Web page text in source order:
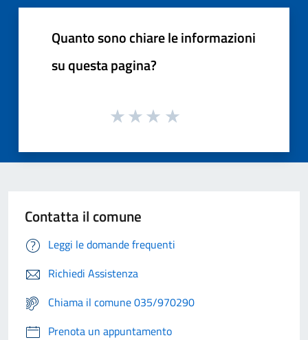
Quanto sono chiare le informazioni
su questa pagina?
Contatta il comune
Leggi le domande frequenti
Richiedi Assistenza
Chiama il comune 035/970290
Prenota un appuntamento